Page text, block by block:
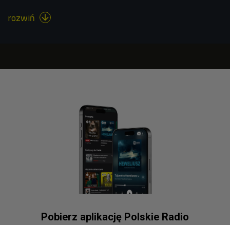
rozwiń 
Pobierz aplikację Polskie Radio